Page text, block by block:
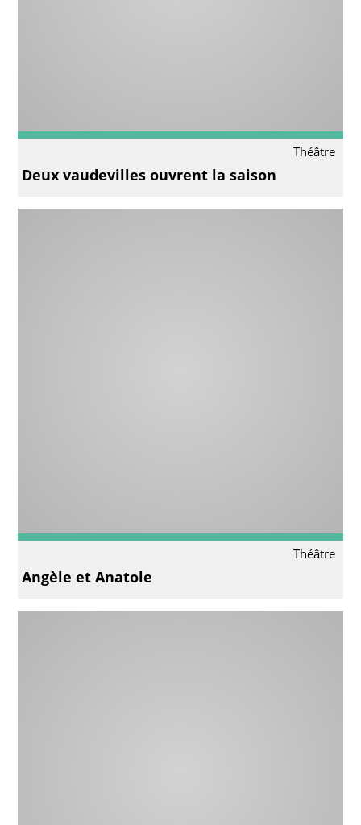
Théâtre
Deux vaudevilles ouvrent la saison
Théâtre
Angèle et Anatole